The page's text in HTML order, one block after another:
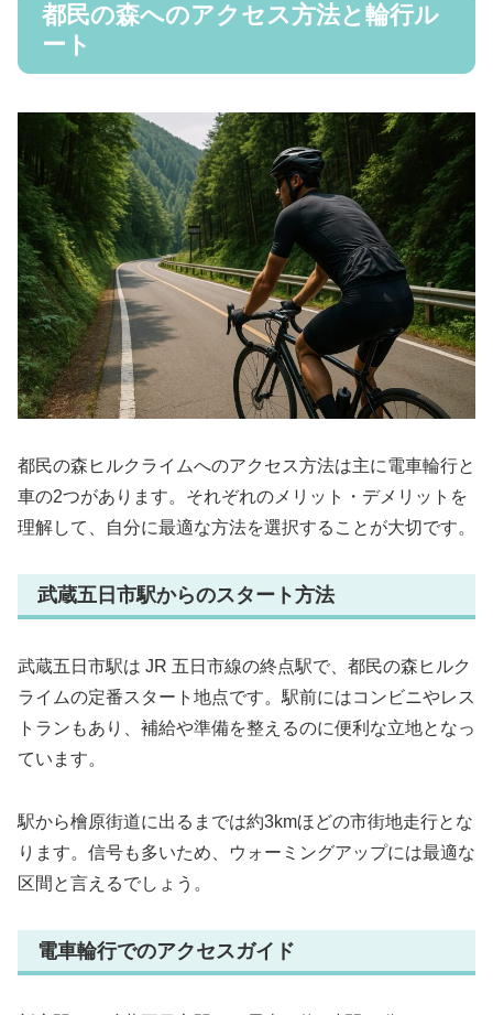
都民の森へのアクセス方法と輪行ル
ート
都民の森ヒルクライムへのアクセス方法は主に電車輪行と
車の2つがあります。それぞれのメリット・デメリットを
理解して、自分に最適な方法を選択することが大切です。
武蔵五日市駅からのスタート方法
武蔵五日市駅は JR 五日市線の終点駅で、都民の森ヒルク
ライムの定番スタート地点です。駅前にはコンビニやレス
トランもあり、補給や準備を整えるのに便利な立地となっ
ています。
駅から檜原街道に出るまでは約3kmほどの市街地走行とな
ります。信号も多いため、ウォーミングアップには最適な
区間と言えるでしょう。
電車輪行でのアクセスガイド